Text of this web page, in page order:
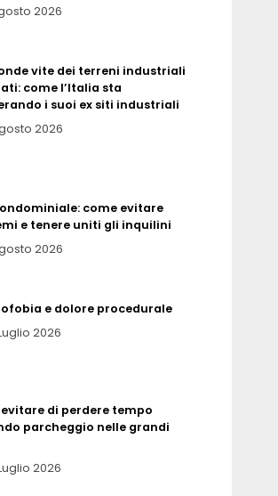
2026
vite dei terreni industriali
come l’Italia sta
i suoi ex siti industriali
2026
come evitare
e tenere uniti gli inquilini
2026
e dolore procedurale
2026
di perdere tempo
parcheggio nelle grandi
2026